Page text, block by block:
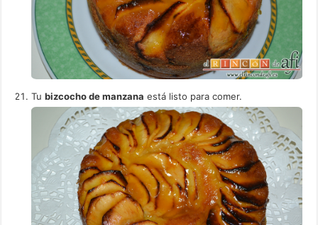
Tubizcocho de manzana está listo para comer.